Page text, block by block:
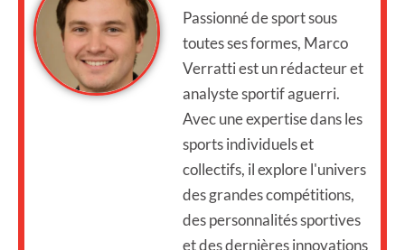
Passionné de sport sous
toutes ses formes, Marco
Verratti est un rédacteur et
analyste sportif aguerri.
Avec une expertise dans les
sports individuels et
collectifs, il explore l'univers
des grandes compétitions,
des personnalités sportives
et des dernières innovations